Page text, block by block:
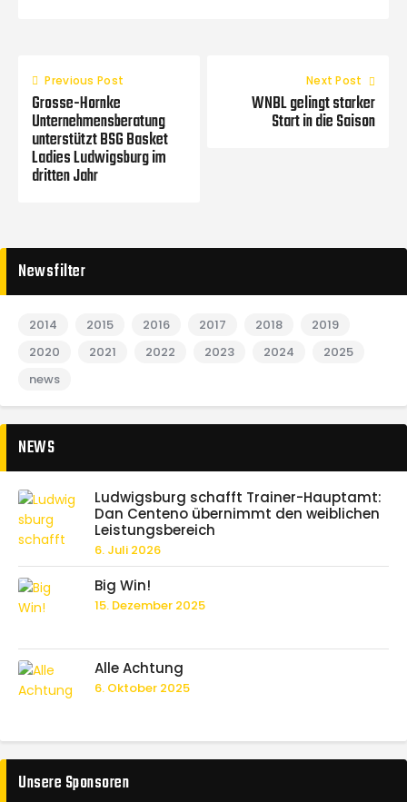
Previous Post
Grosse-Hornke
Unternehmensberatung
unterstützt BSG Basket
Ladies Ludwigsburg im
dritten Jahr
Next Post
WNBL gelingt starker
Start in die Saison
Newsfilter
2014 2015 2016 2017 2018
2019
2020
2021 2022 2023 2024
2025
news
NEWS
Ludwigsburg schafft Trainer-Hauptamt:
Dan Centeno übernimmt den weiblichen
Leistungsbereich
6. Juli 2026
Big Win!
15. Dezember 2025
Alle Achtung
6. Oktober 2025
Unsere Sponsoren